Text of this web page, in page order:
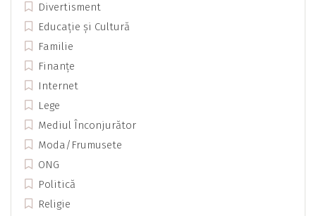
Divertisment
Educație și Cultură
Familie
Finanțe
Internet
Lege
Mediul Înconjurător
Moda/Frumusete
ONG
Politică
Religie